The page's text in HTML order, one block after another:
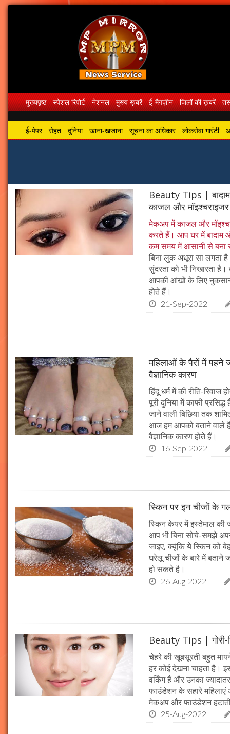
मुख्यपृष्ठ स्पेशल रिपोर्ट नेशनल मुख्य ख़बरें ई-मैगज़ीन जिलों की ख़बरें
ई-पेपर सेहत दुनिया खाना-खजाना सूचना का अधिकार लोकसेवा गारंटी
Beauty Tips |
काजल और मॉइश्चराइजर
मेकअप में काजल और
करते हैं। आप घर में बादाम
कम समय में आसानी से बना
बिना लुक अधूरा सा लगता
सुंदरता को भी निखारता
आपकी आंखों के लिए नुकसान
होते हैं।
21-Sep-2022
महिलाओं के पैरों में पहने
वैज्ञानिक कारण
हिंदू धर्म में की रीति-
पूरी दुनिया में काफी
जाने वाली बिछिया तक
आज हम आपको बताने वाले
वैज्ञानिक कारण होते हैं।
16-Sep-2022
स्किन पर इन चीजों के
स्किन केयर में इस्तेमाल की
आप भी बिना सोचे-समझे
जाइए, क्यूंकि ये स्किन को
घरेलू चीजों के बारे में बताने
हो सकते है।
26-Aug-2022
Beauty Tips | गोरी-
चेहरे की खूबसूरती बहुत
हर कोई देखना चाहता है।
वर्किंग हैं और उनका
फाउंडेशन के सहारे
मेकअप और फाउंडेशन
25-Aug-2022